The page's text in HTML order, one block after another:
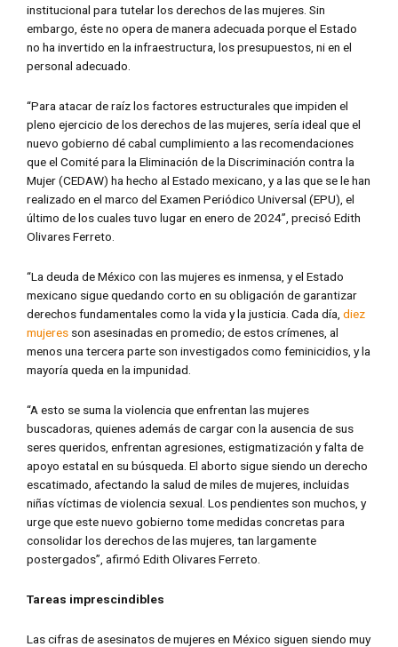
institucional para tutelar los derechos de las mujeres. Sin
embargo, éste no opera de manera adecuada porque el Estado
no ha invertido en la infraestructura, los presupuestos, ni en el
personal adecuado.
“Para atacar de raíz los factores estructurales que impiden el
pleno ejercicio de los derechos de las mujeres, sería ideal que el
nuevo gobierno dé cabal cumplimiento a las recomendaciones
que el Comité para la Eliminación de la Discriminación contra la
Mujer (CEDAW) ha hecho al Estado mexicano, y a las que se le han
realizado en el marco del Examen Periódico Universal (EPU), el
último de los cuales tuvo lugar en enero de 2024”, precisó Edith
Olivares Ferreto.
“La deuda de México con las mujeres es inmensa, y el Estado
mexicano sigue quedando corto en su obligación de garantizar
derechos fundamentales como la vida y la justicia. Cada día, diez
mujeres son asesinadas en promedio; de estos crímenes, al
menos una tercera parte son investigados como feminicidios, y la
mayoría queda en la impunidad.
“A esto se suma la violencia que enfrentan las mujeres
buscadoras, quienes además de cargar con la ausencia de sus
seres queridos, enfrentan agresiones, estigmatización y falta de
apoyo estatal en su búsqueda. El aborto sigue siendo un derecho
escatimado, afectando la salud de miles de mujeres, incluidas
niñas víctimas de violencia sexual. Los pendientes son muchos, y
urge que este nuevo gobierno tome medidas concretas para
consolidar los derechos de las mujeres, tan largamente
postergados”, afirmó Edith Olivares Ferreto.
Tareas imprescindibles
Las cifras de asesinatos de mujeres en México siguen siendo muy